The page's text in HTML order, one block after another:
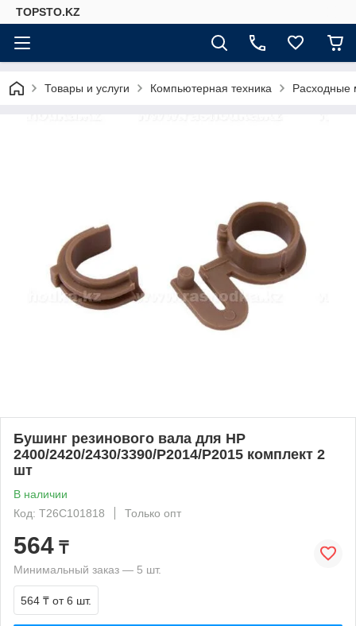
TOPSTO.KZ
Товары и услуги Компьютерная техника Расходные
Бушинг резинового вала для HP
2400/2420/2430/3390/P2014/P2015 комплект 2
шт
В наличии
Код: T26C101818
Только опт
564 ₸
Минимальный заказ — 5 шт.
564 ₸ от 6 шт.